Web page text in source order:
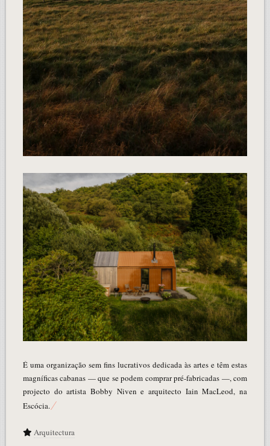
É uma organização sem fins lucrativos dedicada às artes e têm estas
magníficas cabanas — que se podem comprar pré-fabricadas —, com
projecto do artista Bobby Niven e arquitecto Iain MacLeod, na
Escócia.
Arquitectura